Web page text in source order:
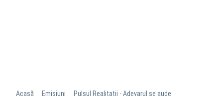
Acasă Emisiuni Pulsul Realitatii - Adevarul se aude